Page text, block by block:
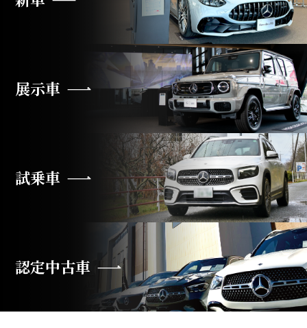
展示車
試乗車
認定中古車